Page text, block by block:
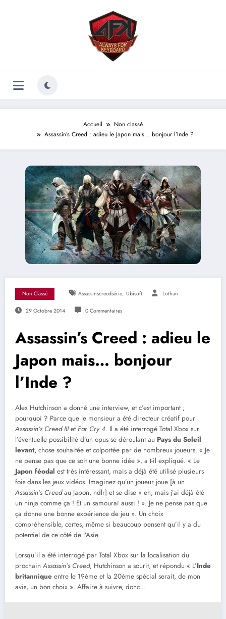
Accueil
Non classé
Assassin’s Creed : adieu le Japon mais… bonjour l’Inde ?
Non Classé Assassinscreedsérie, Ubisoft Lothan
29 Octobre 2014 0 Commentaires
Assassin’s Creed : adieu le
Japon mais… bonjour
l’Inde ?
Alex Hutchinson a donné une interview, et c’est important ;
pourquoi ? Parce que le monsieur a été directeur créatif pour
Assassin’s Creed IIIetFar Cry 4. Il a été interrogé Total Xbox sur
l’éventuelle possibilité d’un opus se déroulant au Pays du Soleil
levant, chose souhaitée et colportée par de nombreux joueurs. « Je
ne pense pas que ce soit une bonne idée », a t-il expliqué. « Le
Japon féodal est très intéressant, mais a déjà été utilisé plusieurs
fois dans les jeux vidéos. Imaginez qu’un joueur joue [à un
Assassin’s Creedau Japon, ndlr] et se dise « eh, mais j’ai déjà été
un ninja comme ça ! Et un samouraï aussi ! ». Je ne pense pas que
ça donne une bonne expérience de jeu ». Un choix
compréhensible, certes, même si beaucoup pensent qu’il y a du
potentiel de ce côté de l’Asie.
Lorsqu’il a été interrogé par Total Xbox sur la localisation du
prochain Assassin’s Creed, Hutchinson a sourit, et répondu « L’Inde
britannique entre le 19ème et la 20ème spécial serait, de mon
avis, un bon choix ». Affaire à suivre, donc…